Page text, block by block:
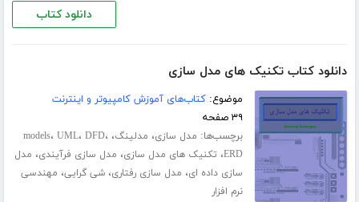
دانلود کتاب
دانلود کتاب تکنیک های مدل سازی
موضوع:کتاب‌های آموزش کامپیوتر و اینترنت
۳۹ صفحه
برچسب‌ها: مدل سازی، مدلینگ، models، UML، DFD،
ERD، تکنیک های مدل سازی، مدل سازی فرآیندی، مدل
سازی داده ای، مدل سازی رفتاری،شی گرایی، مهندسی
نرم افزار